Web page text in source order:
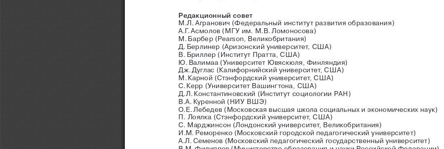
Редакционный совет
М. Л. Агранович (Федеральный институт развития образования)
А.Г. Асмолов (МГУ им. М.В. Ломоносова)
М. Барбер  (Pearson , Великобритания)
Д. Берлинер (Аризонский университет, США)
В. Бриллер (Институт Пратта, США)
Ю. Валимаа (Университет Ювяскюля, Финляндия)
Дж. Дуглас (Калифорнийский университет, США)
М. Карной (Стэнфордский университет, США)
С. Керр (Университет Вашингтона, США)
Д.Л. Константиновский (Институт социологии РАН )
В.А. Куренной (НИУ ВШЭ)
О.Е. Лебедев (Московская высшая школа социальных и экономических наук)
П. Лоялка (Стэнфордский университет, США)
С. Марджинсон (Лондонский университет, Великобритания)
И.М. Реморенко (Московский городской педагогический университет)
А.Л. Семенов (Московский педагогический государственный университет)